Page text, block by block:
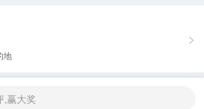
地

,赢大奖